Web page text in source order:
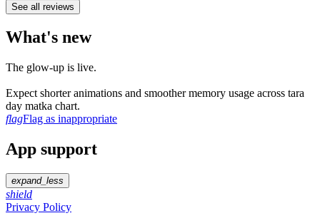
See all reviews
What's new
The glow‑up is live.
Expect shorter animations and smoother memory usage across tara
day matka chart.
flagFlag as inappropriate
App support
expand_less
shield
Privacy Policy